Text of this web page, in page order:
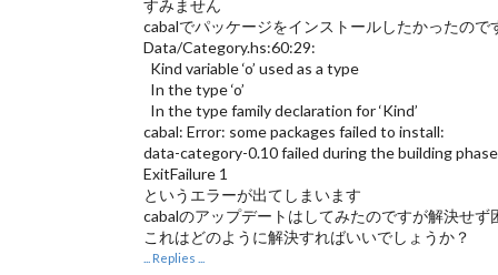
すみません
cabalでパッケージをインストールしたかったので
Data/Category.hs:60:29:
Kind variable ‘o’ used as a type
In the type ‘o’
In the type family declaration for ‘Kind’
cabal: Error: some packages failed to install:
data-category-0.10 failed during the building
ExitFailure 1
というエラーが出てしまいます
cabalのアップデートはしてみたのですが解決せず
これはどのように解決すればいいでしょうか？
... Replies ...